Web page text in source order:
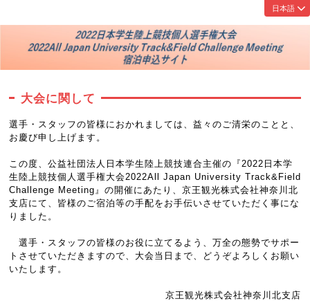
大会に関して
選手・スタッフの皆様におかれましては、益々のご清栄のことと、
お慶び申し上げます。
この度、公益社団法人日本学生陸上競技連合主催の『2022日本学
生陸上競技個人選手権大会2022All Japan University Track&Field
Challenge Meeting』の開催にあたり、京王観光株式会社神奈川北
支店にて、皆様のご宿泊等の手配をお手伝いさせていただく事にな
りました。
選手・スタッフの皆様のお役に立てるよう、万全の態勢でサポー
トさせていただきますので、大会当日まで、どうぞよろしくお願い
いたします。
京王観光株式会社神奈川北支店